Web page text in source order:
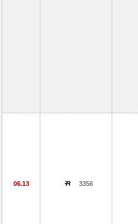
06.13 3356